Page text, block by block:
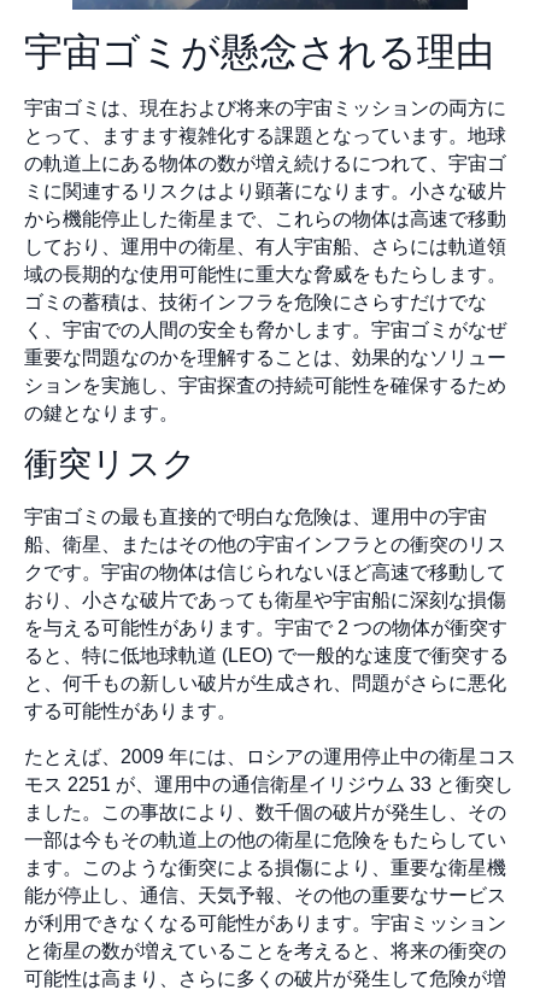
宇宙ゴミが懸念される理由
宇宙ゴミは、現在および将来の宇宙ミッションの両方に
とって、ますます複雑化する課題となっています。地球
の軌道上にある物体の数が増え続けるにつれて、宇宙ゴ
ミに関連するリスクはより顕著になります。小さな破片
から機能停止した衛星まで、これらの物体は高速で移動
しており、運用中の衛星、有人宇宙船、さらには軌道領
域の長期的な使用可能性に重大な脅威をもたらします。
ゴミの蓄積は、技術インフラを危険にさらすだけでな
く、宇宙での人間の安全も脅かします。宇宙ゴミがなぜ
重要な問題なのかを理解することは、効果的なソリュー
ションを実施し、宇宙探査の持続可能性を確保するため
の鍵となります。
衝突リスク
宇宙ゴミの最も直接的で明白な危険は、運用中の宇宙
船、衛星、またはその他の宇宙インフラとの衝突のリス
クです。宇宙の物体は信じられないほど高速で移動して
おり、小さな破片であっても衛星や宇宙船に深刻な損傷
を与える可能性があります。宇宙で 2 つの物体が衝突す
ると、特に低地球軌道 (LEO) で一般的な速度で衝突する
と、何千もの新しい破片が生成され、問題がさらに悪化
する可能性があります。
たとえば、2009 年には、ロシアの運用停止中の衛星コス
モス 2251 が、運用中の通信衛星イリジウム 33 と衝突し
ました。この事故により、数千個の破片が発生し、その
一部は今もその軌道上の他の衛星に危険をもたらしてい
ます。このような衝突による損傷により、重要な衛星機
能が停止し、通信、天気予報、その他の重要なサービス
が利用できなくなる可能性があります。宇宙ミッション
と衛星の数が増えていることを考えると、将来の衝突の
可能性は高まり、さらに多くの破片が発生して危険が増